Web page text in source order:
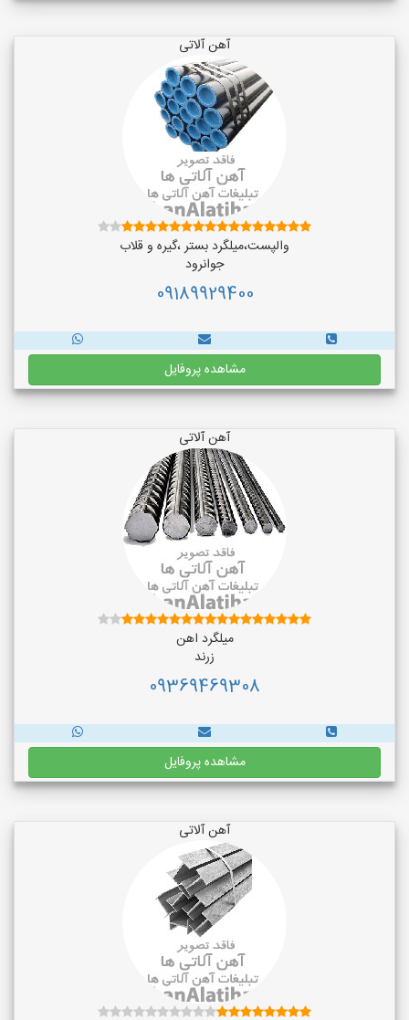
آهن آلاتی
والپست،میلگرد بستر ،گیره و قلاب
جوانرود
09189929400
مشاهده پروفایل
آهن آلاتی
میلگرد اهن
زرند
09369469308
مشاهده پروفایل
آهن آلاتی